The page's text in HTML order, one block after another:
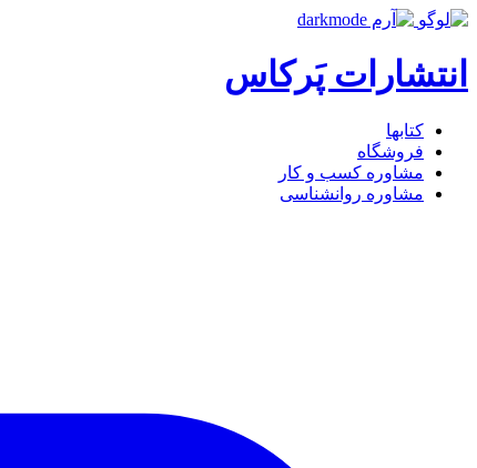
انتشارات پَرکاس
کتاب‎ها
فروشگاه
مشاوره کسب و کار
مشاوره روان‎شناسی